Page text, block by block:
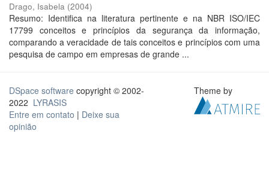
Drago, Isabela (2004)
Resumo: Identifica na literatura pertinente e na NBR ISO/IEC
17799 conceitos e princípios da segurança da informação,
comparando a veracidade de tais conceitos e princípios com uma
pesquisa de campo em empresas de grande ...
DSpace software copyright © 2002-
2022 LYRASIS
Entre em contato | Deixe sua
opinião
Theme by